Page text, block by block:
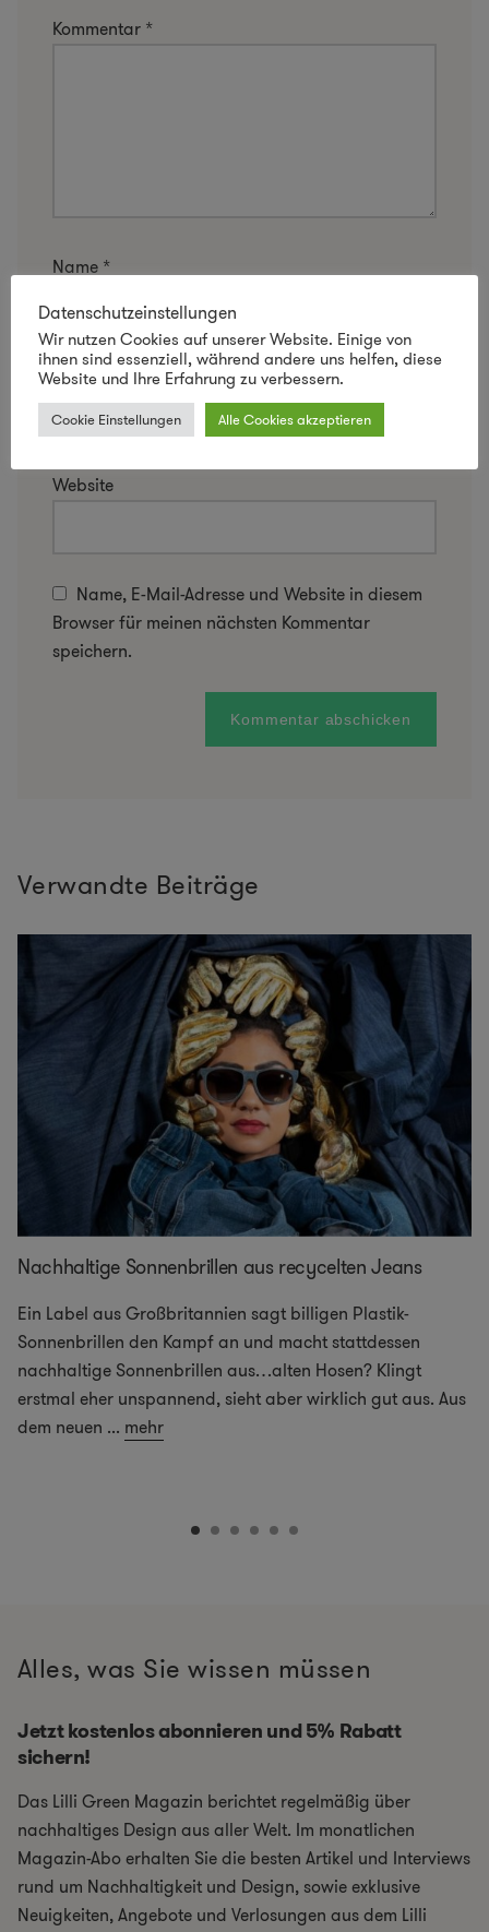
Kommentar *
Name *
E-Mail-Adresse*
Website
Name, E-Mail-Adresse und Website in diesem
Browser für meinen nächsten Kommentar
speichern.
Verwandte Beiträge
Nachhaltige Sonnenbrillen aus recycelten Jeans
Ein Label aus Großbritannien sagt billigen Plastik-
Sonnenbrillen den Kampf an und macht stattdessen
nachhaltige Sonnenbrillen aus…alten Hosen? Klingt
erstmal eher unspannend, sieht aber wirklich gut aus. Aus
dem neuen ... mehr
Alles, was Sie wissen müssen
Jetzt kostenlos abonnieren und 5% Rabatt
sichern!
Das Lilli Green Magazin berichtet regelmäßig über
nachhaltiges Design aus aller Welt. Im monatlichen
Magazin-Abo erhalten Sie die besten Artikel und Interviews
rund um Nachhaltigkeit und Design, sowie exklusive
Neuigkeiten, Angebote und Verlosungen aus dem Lilli
Datenschutzeinstellungen
Wir nutzen Cookies auf unserer Website. Einige von
ihnen sind essenziell, während andere uns helfen, diese
Website und Ihre Erfahrung zu verbessern.
Cookie Einstellungen Alle Cookies akzeptieren